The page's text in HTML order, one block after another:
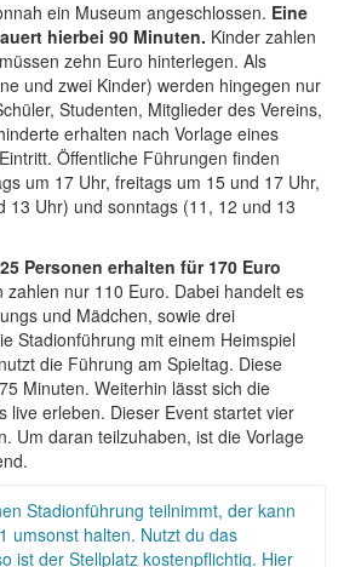
ein Museum angeschlossen. Eine
hierbei 90 Minuten. Kinder zahlen
zehn Euro hinterlegen. Als
und zwei Kinder) werden hingegen nur
Studenten, Mitglieder des Vereins,
erhalten nach Vorlage eines
Öffentliche Führungen finden
um 17 Uhr, freitags um 15 und 17 Uhr,
13 Uhr) und sonntags (11, 12 und 13
Personen erhalten für 170 Euro
zahlen nur 110 Euro. Dabei handelt es
und Mädchen, sowie drei
Stadionführung mit einem Heimspiel
die Führung am Spieltag. Diese
Minuten. Weiterhin lässt sich die
live erleben. Dieser Event startet vier
Um daran teilzuhaben, ist die Vorlage
Stadionführung teilnimmt, der kann
umsonst halten. Nutzt du das
ist der Stellplatz kostenpflichtig. Hier